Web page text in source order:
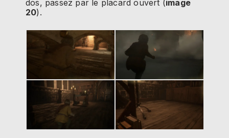
dos, passez par le placard ouvert (image
20).